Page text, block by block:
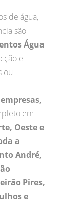
de água,
são
Água
e
ou
em
Oeste e
a
André,
Pires,
e